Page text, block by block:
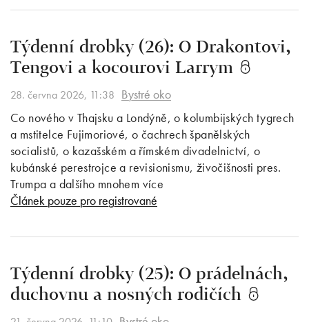
Týdenní drobky (26): O Drakontovi,
Tengovi a kocourovi Larrym
28. června 2026, 11:38 Bystré oko
Co nového v Thajsku a Londýně, o kolumbijských tygrech
a mstitelce Fujimoriové, o čachrech španělských
socialistů, o kazašském a římském divadelnictví, o
kubánské perestrojce a revisionismu, živočišnosti pres.
Trumpa a dalšího mnohem více
Článek pouze pro registrované
Týdenní drobky (25): O prádelnách,
duchovnu a nosných rodičích